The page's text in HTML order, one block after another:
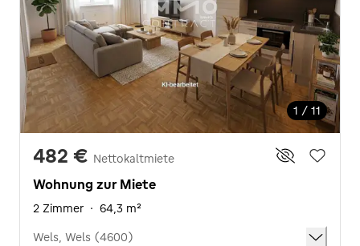
1 / 11
482 € Nettokaltmiete
Wohnung zur Miete
2 Zimmer · 64,3 m²
Wels, Wels (4600)